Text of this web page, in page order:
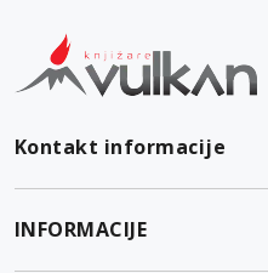
Kontakt informacije
INFORMACIJE